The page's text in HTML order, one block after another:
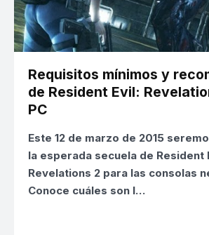
Requisitos mínimos y
de Resident Evil:
PC
Este 12 de marzo de 2015
la esperada secuela de Resident
Revelations 2 para las consolas
Conoce cuáles son l…